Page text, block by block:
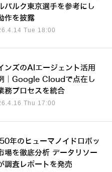
バルク東京選手を参考にし
作を披露
Tue 18:00
ンズのAIエージェント活用
｜Google Cloudで点在し
務プロセスを統合
Thu 17:00
年のヒューマノイドロボッ
場を徹底分析 データリソー
調査レポートを発売